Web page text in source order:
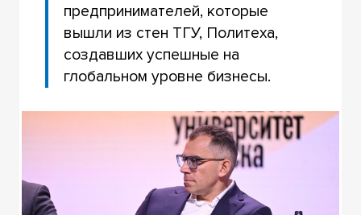
предпринимателей, которые
вышли из стен ТГУ, Политеха,
создавших успешные на
глобальном уровне бизнесы.